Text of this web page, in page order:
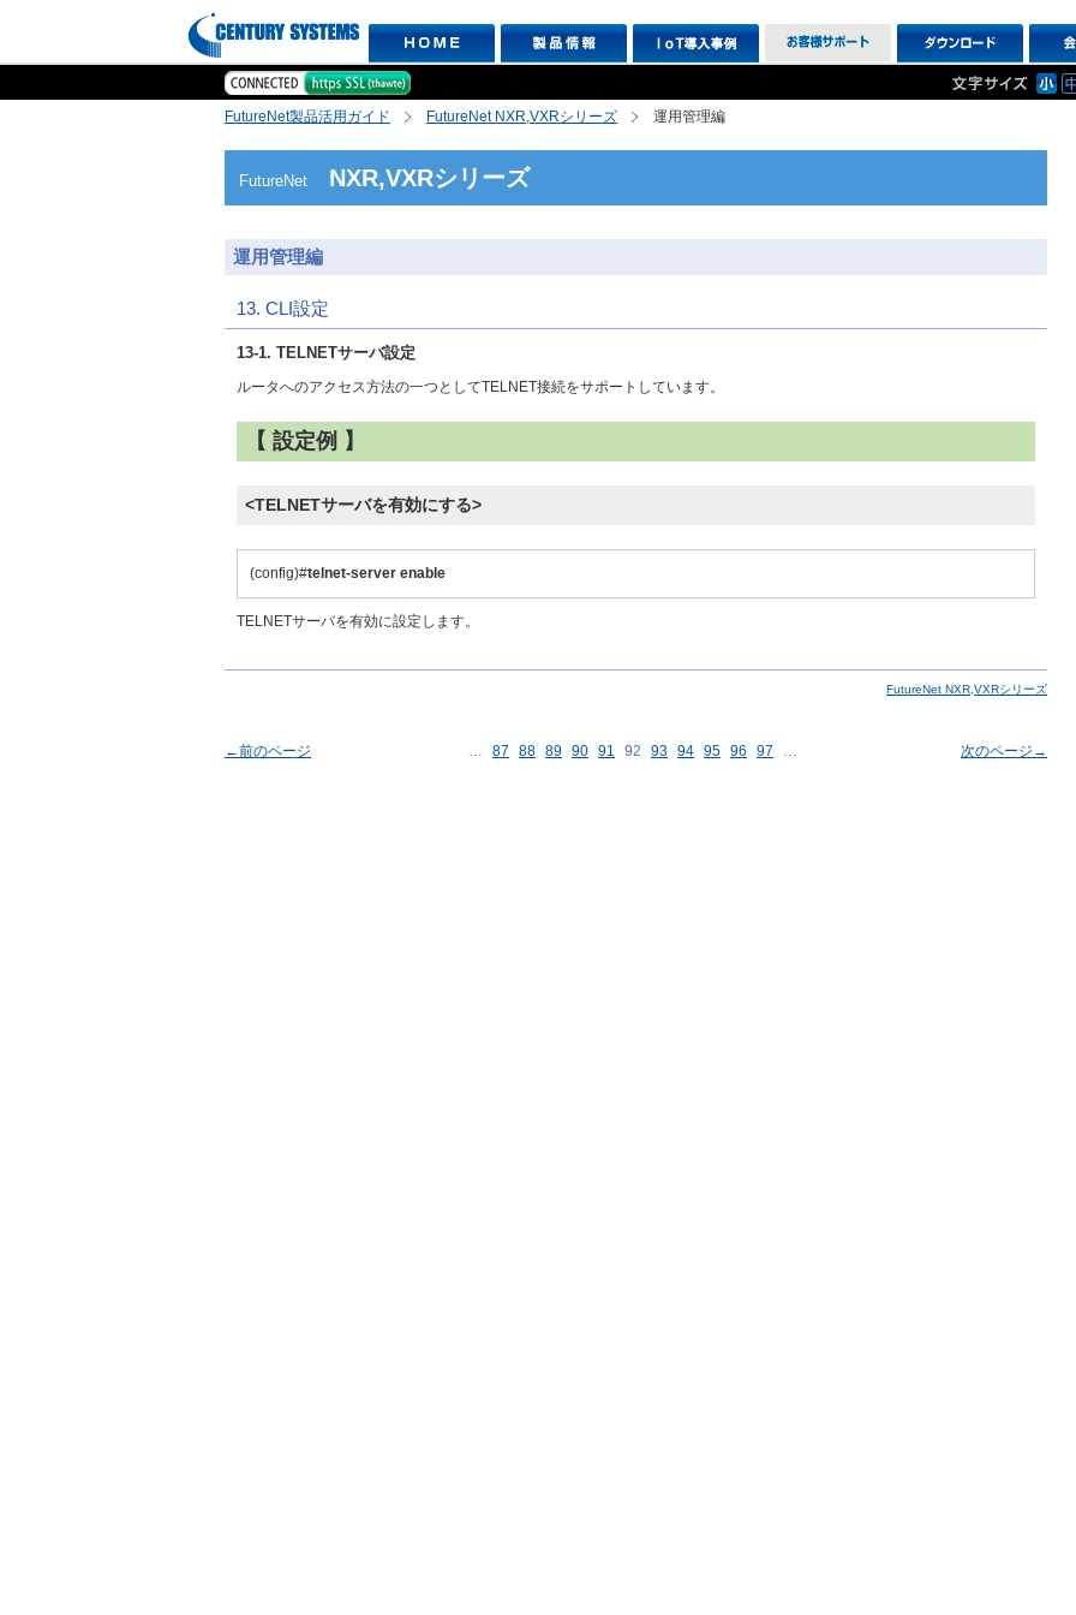
FutureNet製品活用ガイド FutureNet NXR,VXRシリーズ 運用管理編
FutureNet NXR,VXRシリーズ
運用管理編
13. CLI設定
13-1. TELNETサーバ設定
ルータへのアクセス方法の一つとしてTELNET接続をサポートしています。
【 設定例 】
<TELNETサーバを有効にする>
(config)#telnet-server enable
TELNETサーバを有効に設定します。
FutureNet NXR,VXRシリーズ
←前のページ … 87 88 89 90 91 92 93 94 95 96 97 … 次のページ→